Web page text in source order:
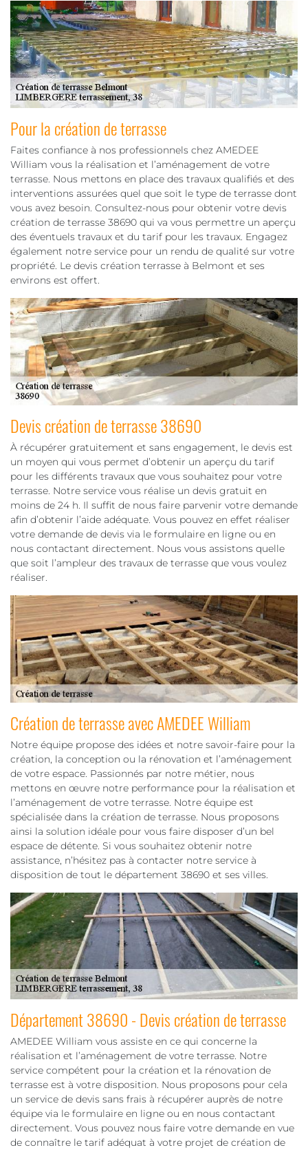
Pour la création de terrasse
Faites confiance à nos professionnels chez AMEDEE
William vous la réalisation et l’aménagement de votre
terrasse. Nous mettons en place des travaux qualifiés et des
interventions assurées quel que soit le type de terrasse dont
vous avez besoin. Consultez-nous pour obtenir votre devis
création de terrasse 38690 qui va vous permettre un aperçu
des éventuels travaux et du tarif pour les travaux. Engagez
également notre service pour un rendu de qualité sur votre
propriété. Le devis création terrasse à Belmont et ses
environs est offert.
Devis création de terrasse 38690
À récupérer gratuitement et sans engagement, le devis est
un moyen qui vous permet d’obtenir un aperçu du tarif
pour les différents travaux que vous souhaitez pour votre
terrasse. Notre service vous réalise un devis gratuit en
moins de 24 h. Il suffit de nous faire parvenir votre demande
afin d’obtenir l’aide adéquate. Vous pouvez en effet réaliser
votre demande de devis via le formulaire en ligne ou en
nous contactant directement. Nous vous assistons quelle
que soit l’ampleur des travaux de terrasse que vous voulez
réaliser.
Création de terrasse avec AMEDEE William
Notre équipe propose des idées et notre savoir-faire pour la
création, la conception ou la rénovation et l’aménagement
de votre espace. Passionnés par notre métier, nous
mettons en œuvre notre performance pour la réalisation et
l’aménagement de votre terrasse. Notre équipe est
spécialisée dans la création de terrasse. Nous proposons
ainsi la solution idéale pour vous faire disposer d’un bel
espace de détente. Si vous souhaitez obtenir notre
assistance, n’hésitez pas à contacter notre service à
disposition de tout le département 38690 et ses villes.
Département 38690 - Devis création de terrasse
AMEDEE William vous assiste en ce qui concerne la
réalisation et l’aménagement de votre terrasse. Notre
service compétent pour la création et la rénovation de
terrasse est à votre disposition. Nous proposons pour cela
un service de devis sans frais à récupérer auprès de notre
équipe via le formulaire en ligne ou en nous contactant
directement. Vous pouvez nous faire votre demande en vue
de connaître le tarif adéquat à votre projet de création de